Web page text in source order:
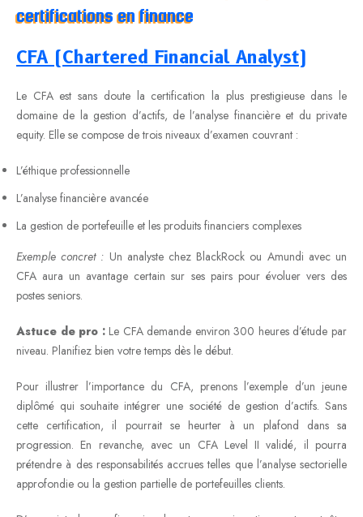
certifications en finance
CFA (Chartered Financial Analyst)
Le CFA est sans doute la certification la plus prestigieuse dans le
domaine de la gestion d’actifs, de l’analyse financière et du private
equity. Elle se compose de trois niveaux d’examen couvrant :
L’éthique professionnelle
L’analyse financière avancée
La gestion de portefeuille et les produits financiers complexes
Exemple concret : Un analyste chez BlackRock ou Amundi avec un
CFA aura un avantage certain sur ses pairs pour évoluer vers des
postes seniors.
Astuce de pro :Le CFA demande environ 300 heures d’étude par
niveau. Planifiez bien votre temps dès le début.
Pour illustrer l’importance du CFA, prenons l’exemple d’un jeune
diplômé qui souhaite intégrer une société de gestion d’actifs. Sans
cette certification, il pourrait se heurter à un plafond dans sa
progression. En revanche, avec un CFA Level II validé, il pourra
prétendre à des responsabilités accrues telles que l’analyse sectorielle
approfondie ou la gestion partielle de portefeuilles clients.